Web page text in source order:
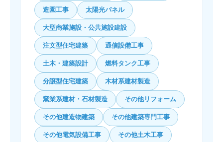
造園工事 太陽光パネル
大型商業施設・公共施設建設
注文型住宅建築 通信設備工事
土木・建築設計 燃料タンク工事
分譲型住宅建築 木材系建材製造
窯業系建材・石材製造 その他リフォーム
その他建造物建築 その他建築専門工事
その他電気設備工事 その他土木工事